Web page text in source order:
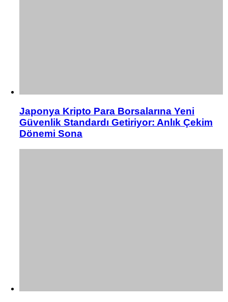
Japonya Kripto Para Borsalarına Yeni
Güvenlik Standardı Getiriyor: Anlık Çekim
Dönemi Sona